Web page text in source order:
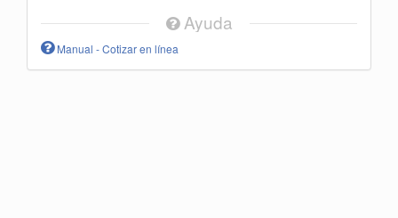
Ayuda
Manual - Cotizar en línea